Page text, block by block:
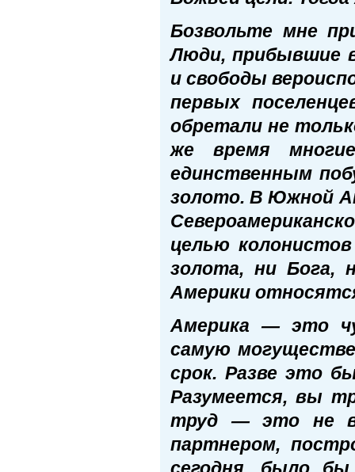
Бозвольте мне
Люди, прибывшие
и свободы
первых
обретали не
же время
единственным
золото. В Южной
целью
золота, ни Бога,
Америки
Америка — это
самую
срок. Разве это
Разумеется, вы
труд — это не
партнером,